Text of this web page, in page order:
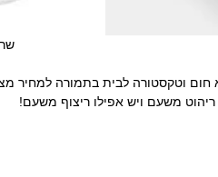
וטקסטורה לבית בתמורה למחיר
משעם ויש אפילו ריצוף משעם!